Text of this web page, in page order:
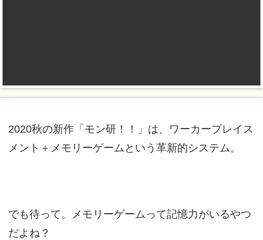
2020秋の新作「モン研！！」は、ワーカープレイス
メント＋メモリーゲームという革新的システム。
でも待って。メモリーゲームって記憶力がいるやつ
だよね？